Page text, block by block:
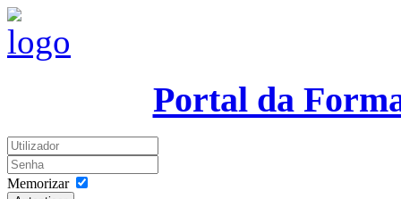
Portal da
Memorizar